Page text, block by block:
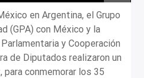
en Argentina, el Grupo
(GPA) con México y la
y Cooperación
de Diputados realizaron un
para conmemorar los 35